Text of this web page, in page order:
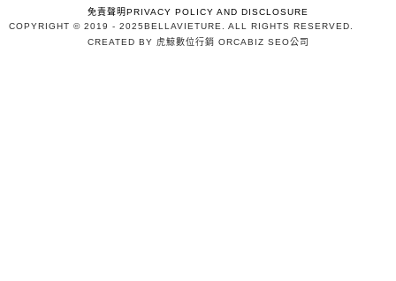
免責聲明PRIVACY POLICY AND DISCLOSURE
COPYRIGHT © 2019 - 2025BELLAVIETURE
. ALL RIGHTS RESERVED.
CREATED BY 虎鯨數位行銷 ORCABIZ SEO公司